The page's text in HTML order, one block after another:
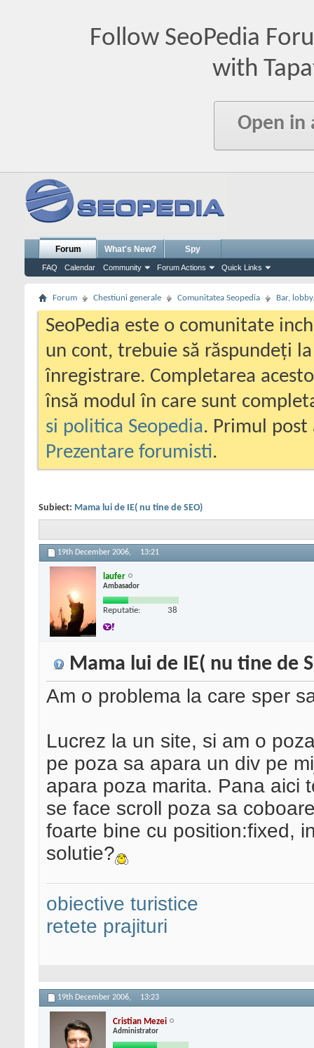
Follow SeoPedia
with
Open in
Forum
FAQ Calendar Community Forum Actions Quick Links
What's New? Spy
Forum Chestiuni generale Comunitatea Seopedia Bar,
SeoPedia este o comunitate
un cont, trebuie să răspundeți
înregistrare. Completarea
însă modul în care sunt
si politica Seopedia. Primul
Prezentare forumisti.
Subiect: Mama lui de IE( nu tine de SEO)
19th December 2006, 13:21
laufer
Ambasador
Reputatie: 38
Mama lui de IE( nu tine de
Am o problema la care sper
Lucrez la un site, si am o
pe poza sa apara un div pe
apara poza marita. Pana aici
se face scroll poza sa
foarte bine cu position:fixed,
solutie?
obiective turistice
retete prajituri
19th December 2006, 13:23
Cristian Mezei
Administrator